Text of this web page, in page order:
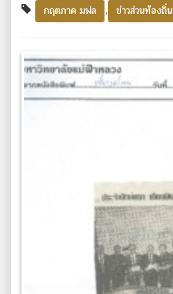
กฤตภาค มฟล
, ข่าวส่วนท้องถิ่น